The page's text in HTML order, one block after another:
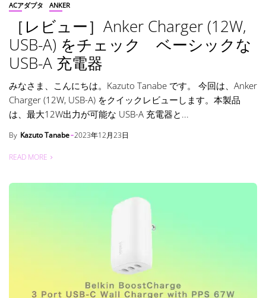
ACアダプタ ANKER
［レビュー］Anker Charger (12W,
USB-A) をチェック ベーシックな
USB-A 充電器
みなさま、こんにちは。Kazuto Tanabe です。 今回は、Anker
Charger (12W, USB-A) をクイックレビューします。本製品
は、最大12W出力が可能な USB-A 充電器と...
By Kazuto Tanabe 2023年12月23日
READ MORE